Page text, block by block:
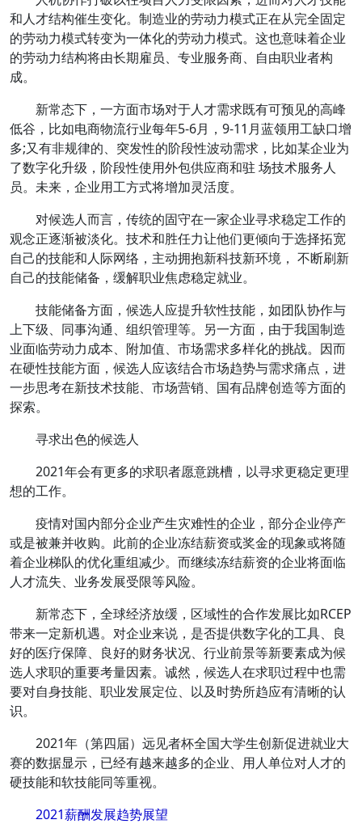
和人才结构催生变化。 制造业的劳动力模式正在从完全固定
的劳动力模式转变为一体化的劳动力模式。这也意味着企业
的劳动力结构将由长期雇员、专业服务商、自由职业者构
成。
新常态下，一方面市场对于人才需求既有可预见的高峰
低谷，比如电商物流行业每年5-6月，9-11月蓝领用工缺口增
多;又有非规律的、突发性的阶段性波动需求，比如某企业为
了数字化升级，阶段性使用外包供应商和驻 场技术服务人
员。未来，企业用工方式将增加灵活度。
对候选人而言， 传统的固守在一家企业寻求稳定工作的
观念正逐渐被淡化。技术和胜任力让他们更倾向于选择拓宽
自己的技能和人际网络，主动拥抱新科技新环境， 不断刷新
自己的技能储备，缓解职业焦虑稳定就业。
技能储备方面，候选人应提升软性技能，如团队协作与
上下级、同事沟通、组织管理等。 另一方面，由于我国制造
业面临劳动力成本、附加值、市场需求多样化的挑战。因而
在硬性技能方面，候选人应该结合市场趋势与需求痛点，进
一步思考在新技术技能、市场营销、国有品牌创造等方面的
探索。
寻求出色的候选人
2021年会有更多的求职者愿意跳槽，以寻求更稳定更理
想的工作。
疫情对国内部分企业产生灾难性的企业，部分企业停产
或是被兼并收购。此前的企业冻结薪资或奖金的现象或将随
着企业梯队的优化重组减少。而继续冻结薪资的企业将面临
人才流失、业务发展受限等风险。
新常态下，全球经济放缓，区域性的合作发展比如RCEP
带来一定新机遇。对企业来说，是否提供数字化的工具、良
好的医疗保障、良好的财务状况、行业前景等新要素成为候
选人求职的重要考量因素。诚然，候选人在求职过程中也需
要对自身技能、职业发展定位、以及时势所趋应有清晰的认
识。
2021年（第四届）远见者杯全国大学生创新促进就业大
赛的数据显示，已经有越来越多的企业、用人单位对人才的
硬技能和软技能同等重视。
2021薪酬发展趋势展望